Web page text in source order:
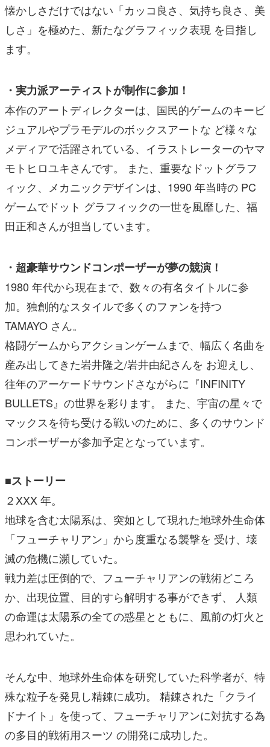
懐かしさだけではない「カッコ良さ、気持ち良さ、美
しさ」を極めた、新たなグラフィック表現 を目指し
ます。
・実力派アーティストが制作に参加！
本作のアートディレクターは、国民的ゲームのキービ
ジュアルやプラモデルのボックスアートな ど様々な
メディアで活躍されている、イラストレーターのヤマ
モトヒロユキさんです。 また、重要なドットグラフ
ィック、メカニックデザインは、1990 年当時の PC
ゲームでドット グラフィックの一世を風靡した、福
田正和さんが担当しています。
・超豪華サウンドコンポーザーが夢の競演！
1980 年代から現在まで、数々の有名タイトルに参
加。独創的なスタイルで多くのファンを持つ
TAMAYO さん。
格闘ゲームからアクションゲームまで、幅広く名曲を
産み出してきた岩井隆之/岩井由紀さんを お迎えし、
往年のアーケードサウンドさながらに『INFINITY
BULLETS』の世界を彩ります。 また、宇宙の星々で
マックスを待ち受ける戦いのために、多くのサウンド
コンポーザーが参加予定となっています。
■ストーリー
２XXX 年。
地球を含む太陽系は、突如として現れた地球外生命体
「フューチャリアン」から度重なる襲撃を 受け、壊
滅の危機に瀕していた。
戦力差は圧倒的で、フューチャリアンの戦術どころ
か、出現位置、目的すら解明する事ができず、 人類
の命運は太陽系の全ての惑星とともに、風前の灯火と
思われていた。
そんな中、地球外生命体を研究していた科学者が、特
殊な粒子を発見し精錬に成功。 精錬された「クライ
ドナイト」を使って、フューチャリアンに対抗する為
の多目的戦術用スーツ の開発に成功した。